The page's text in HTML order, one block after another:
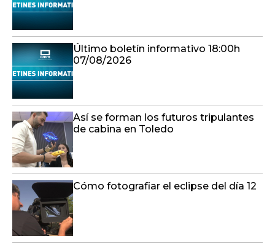
Último boletín informativo 18:00h
07/08/2026
Así se forman los futuros tripulantes
de cabina en Toledo
Cómo fotografiar el eclipse del día 12